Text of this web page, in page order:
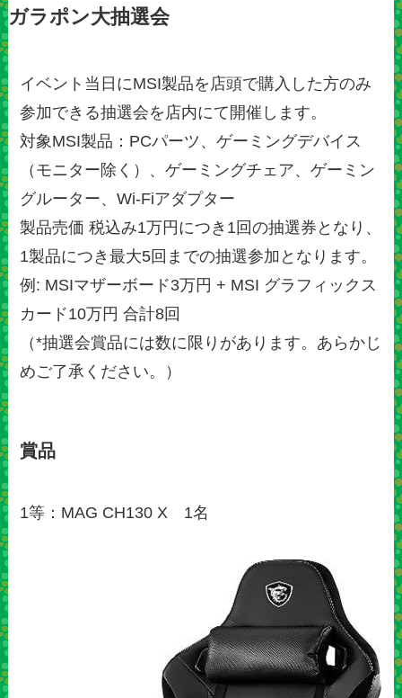
ガラポン大抽選会
イベント当日にMSI製品を店頭で購入した方のみ
参加できる抽選会を店内にて開催します。
対象MSI製品：PCパーツ、ゲーミングデバイス
（モニター除く）、ゲーミングチェア、ゲーミン
グルーター、Wi-Fiアダプター
製品売価 税込み1万円につき1回の抽選券となり、
1製品につき最大5回までの抽選参加となります。
例: MSIマザーボード3万円 + MSI グラフィックス
カード10万円 合計8回
（*抽選会賞品には数に限りがあります。あらかじ
めご了承ください。）
賞品
1等：MAG CH130 X 1名